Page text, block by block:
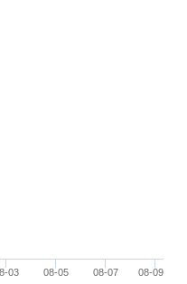
03 08-05 08-07 08-09